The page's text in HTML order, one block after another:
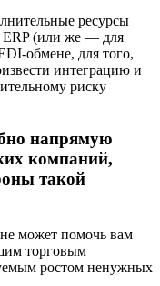
ресурсы
ERP (или же — для
обмене, для того,
интеграцию и
риску
напрямую
компаний,
такой
может помочь вам
торговым
ростом ненужных